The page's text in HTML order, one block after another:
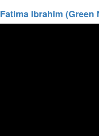
Fatima Ibrahim